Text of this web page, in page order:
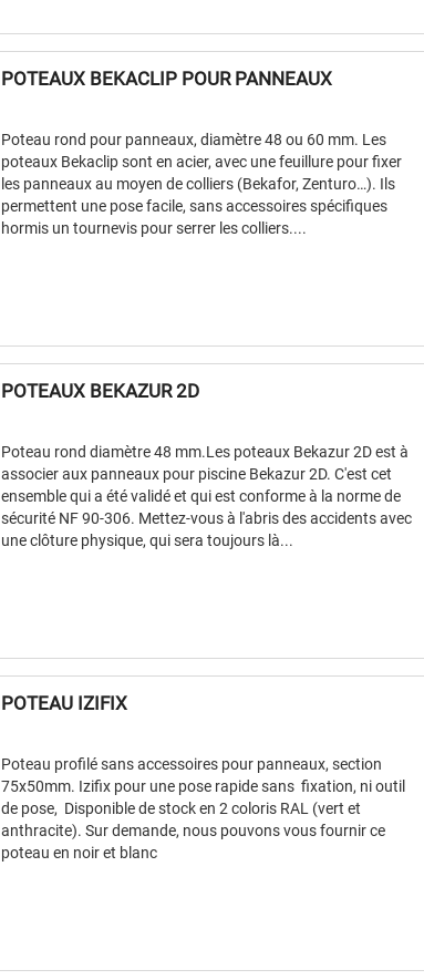
POTEAUX BEKACLIP POUR PANNEAUX
Poteau rond pour panneaux, diamètre 48 ou 60 mm. Les
poteaux Bekaclip sont en acier, avec une feuillure pour fixer
les panneaux au moyen de colliers (Bekafor, Zenturo…). Ils
permettent une pose facile, sans accessoires spécifiques
hormis un tournevis pour serrer les colliers....
POTEAUX BEKAZUR 2D
Poteau rond diamètre 48 mm.Les poteaux Bekazur 2D est à
associer aux panneaux pour piscine Bekazur 2D. C'est cet
ensemble qui a été validé et qui est conforme à la norme de
sécurité NF 90-306. Mettez-vous à l'abris des accidents avec
une clôture physique, qui sera toujours là...
POTEAU IZIFIX
Poteau profilé sans accessoires pour panneaux, section
75x50mm. Izifix pour une pose rapide sans fixation, ni outil
de pose, Disponible de stock en 2 coloris RAL (vert et
anthracite). Sur demande, nous pouvons vous fournir ce
poteau en noir et blanc